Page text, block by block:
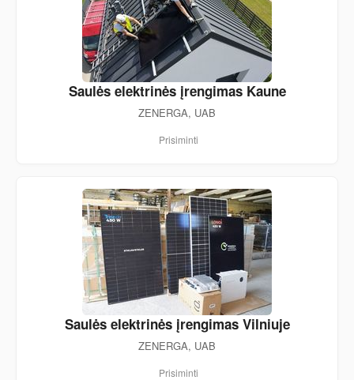
Saulės elektrinės įrengimas Kaune
ZENERGA, UAB
Prisiminti
Saulės elektrinės įrengimas Vilniuje
ZENERGA, UAB
Prisiminti